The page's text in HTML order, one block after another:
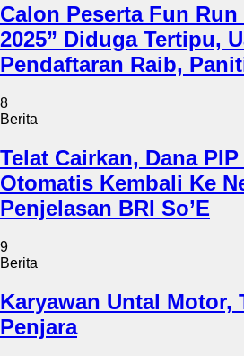
Calon Peserta Fun
2025” Diduga Tertipu,
Pendaftaran Raib,
8
Berita
Telat Cairkan, Dana
Otomatis Kembali Ke
Penjelasan BRI So’E
9
Berita
Karyawan Untal Motor,
Penjara